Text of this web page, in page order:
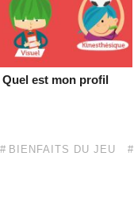
est mon profil
BIENFAITS DU JEU